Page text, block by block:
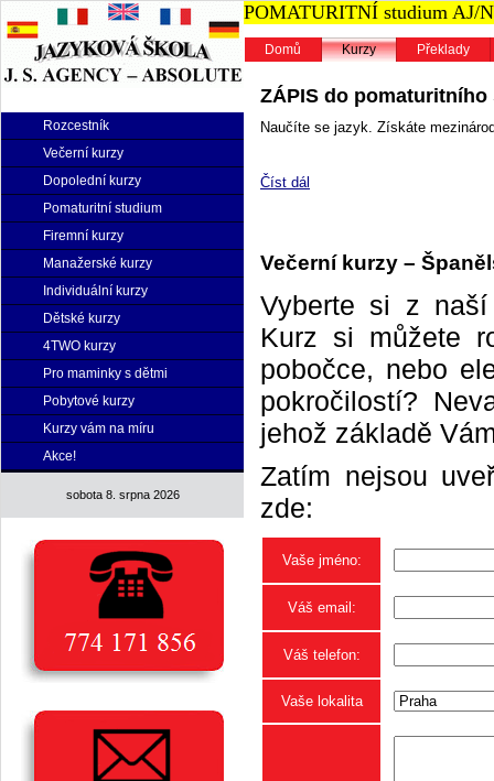
Rozcestník
Večerní kurzy
Dopolední kurzy
Pomaturitní studium
Firemní kurzy
Manažerské kurzy
Individuální kurzy
Dětské kurzy
4TWO kurzy
Pro maminky s dětmi
Pobytové kurzy
Kurzy vám na míru
Akce!
sobota 8. srpna 2026
POMATURITNÍ studium AJ/
Domů Kurzy Překlady
ZÁPIS do pomaturitního
Naučíte se jazyk. Získáte
Číst dál
Večerní kurzy –
Vyberte si z
Kurz si můžete
pobočce, nebo
pokročilostí?
jehož základě
Zatím nejsou
zde:
Vaše jméno:
Váš email:
Váš telefon:
Vaše lokalita